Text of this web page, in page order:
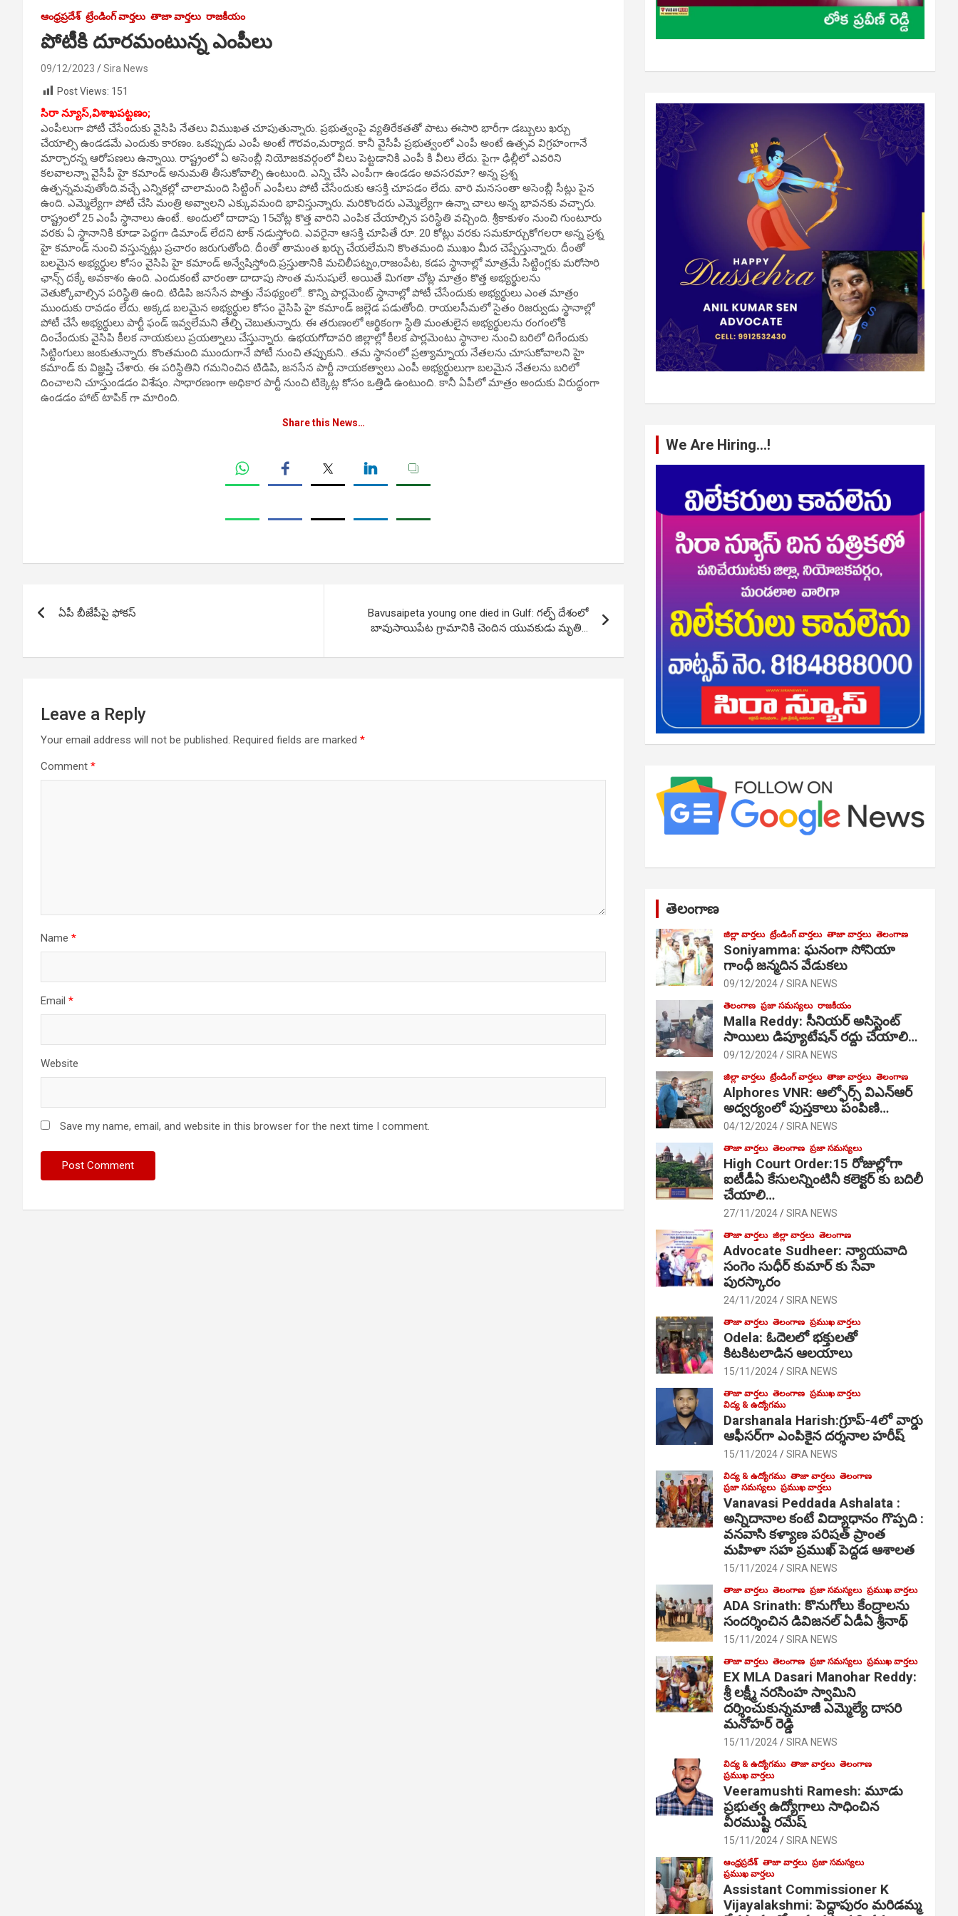
ఆంధ్రప్రదేశ్ ట్రేండింగ్ వార్తలు తాజా వార్తలు రాజకీయం
పోటీకి దూరమంటున్న ఎంపీలు
09/12/2023
Sira News
Post Views: 151
సిరా న్యూస్,విశాఖపట్టణం;
ఎంపీలుగా పోటీ చేసేందుకు వైసిపి నేతలు విముఖత చూపుతున్నారు. ప్రభుత్వంపై వ్యతిరేకతతో పాటు ఈసారి భారీగా డబ్బులు ఖర్చు
చేయాల్సి ఉండడమే ఎందుకు కారణం. ఒకప్పుడు ఎంపీ అంటే గౌరవం,మర్యాద. కానీ వైసీపీ ప్రభుత్వంలో ఎంపీ అంటే ఉత్సవ విగ్రహంగానే
మార్చారన్న ఆరోపణలు ఉన్నాయి. రాష్ట్రంలో ఏ అసెంబ్లీ నియోజకవర్గంలో వీలు పెట్టడానికి ఎంపీ కి వీలు లేదు. పైగా ఢిల్లీలో ఎవరిని
కలవాలన్నా వైసీపీ హై కమాండ్ అనుమతి తీసుకోవాల్సి ఉంటుంది. ఎన్ని చేసి ఎంపీగా ఉండడం అవసరమా? అన్న ప్రశ్న
ఉత్పన్నమవుతోంది.వచ్చే ఎన్నికల్లో చాలామంది సిట్టింగ్ ఎంపీలు పోటీ చేసేందుకు ఆసక్తి చూపడం లేదు. వారి మనసంతా అసెంబ్లీ సీట్లు పైన
ఉంది. ఎమ్మెల్యేగా పోటీ చేసి మంత్రి అవ్వాలని ఎక్కువమంది భావిస్తున్నారు. మరికొందరు ఎమ్మెల్యేగా ఉన్నా చాలు అన్న భావనకు వచ్చారు.
రాష్ట్రంలో 25 ఎంపీ స్థానాలు ఉంటే.. అందులో దాదాపు 15చోట్ల కొత్త వారిని ఎంపిక చేయాల్సిన పరిస్థితి వచ్చింది. శ్రీకాకుళం నుంచి గుంటూరు
వరకు ఏ స్థానానికి కూడా పెద్దగా డిమాండ్ లేదని టాక్ నడుస్తోంది. ఎవరైనా ఆసక్తి చూపితే రూ. 20 కోట్లు వరకు సమకూర్చుకోగలరా అన్న ప్రశ్న
హై కమాండ్ నుంచి వస్తున్నట్లు ప్రచారం జరుగుతోంది. దీంతో తామంత ఖర్చు చేయలేమని కొంతమంది ముఖం మీద చెప్పేస్తున్నారు. దీంతో
బలమైన అభ్యర్థుల కోసం వైసిపి హై కమాండ్ అన్వేషిస్తోంది.ప్రస్తుతానికి మచిలీపట్నం,రాజంపేట, కడప స్థానాల్లో మాత్రమే సిట్టింగ్లకు మరోసారి
ఛాన్స్ దక్కే అవకాశం ఉంది. ఎందుకంటే వారంతా దాదాపు సొంత మనుషులే. అయితే మిగతా చోట్ల మాత్రం కొత్త అభ్యర్థులను
వెతుక్కోవాల్సిన పరిస్థితి ఉంది. టిడిపి జనసేన పొత్తు నేపథ్యంలో.. కొన్ని పార్లమెంట్ స్థానాల్లో పోటీ చేసేందుకు అభ్యర్థులు ఎంత మాత్రం
ముందుకు రావడం లేదు. అక్కడ బలమైన అభ్యర్థుల కోసం వైసిపి హై కమాండ్ జల్లెడ పడుతోంది. రాయలసీమలో సైతం రిజర్వుడు స్థానాల్లో
పోటీ చేసే అభ్యర్థులు పార్టీ ఫండ్ ఇవ్వలేమని తేల్చి చెబుతున్నారు. ఈ తరుణంలో ఆర్థికంగా స్థితి మంతులైన అభ్యర్థులను రంగంలోకి
దించేందుకు వైసిపి కీలక నాయకులు ప్రయత్నాలు చేస్తున్నారు. ఉభయగోదావరి జిల్లాల్లో కీలక పార్లమెంటు స్థానాల నుంచి బరిలో దిగేందుకు
సిట్టింగులు జంకుతున్నారు. కొంతమంది ముందుగానే పోటీ నుంచి తప్పుకుని.. తమ స్థానంలో ప్రత్యామ్నాయ నేతలను చూసుకోవాలని హై
కమాండ్ కు విజ్ఞప్తి చేశారు. ఈ పరిస్థితిని గమనించిన టిడిపి, జనసేన పార్టీ నాయకత్వాలు ఎంపీ అభ్యర్థులుగా బలమైన నేతలను బరిలో
దించాలని చూస్తుండడం విశేషం. సాధారణంగా అధికార పార్టీ నుంచి టిక్కెట్ల కోసం ఒత్తిడి ఉంటుంది. కానీ ఏపీలో మాత్రం అందుకు విరుద్ధంగా
ఉండడం హాట్ టాపిక్ గా మారింది.
Share this News…
navigation
ఏపీ బీజేపీపై ఫోకస్
Bavusaipeta young one died in Gulf: గల్ఫ్ దేశంలో
బావుసాయిపేట గ్రామానికి చెందిన యువకుడు మృతి…
Leave a Reply
Your email address will not be published. Required fields are marked *
Comment *
Name *
Email *
Website
Save my name, email, and website in this browser for the next time I comment.
We Are Hiring…!
తెలంగాణ
జిల్లా వార్తలు ట్రేండింగ్ వార్తలు తాజా వార్తలు తెలంగాణ
Soniyamma: ఘ‌నంగా సోనియా
గాంధీ జ‌న్మ‌దిన వేడుక‌లు
09/12/2024 SIRA NEWS
తెలంగాణ ప్రజా సమస్యలు రాజకీయం
Malla Reddy: సీనియర్ అసిస్టెంట్
సాయిలు డిప్యూటేషన్ రద్దు చేయాలి…
09/12/2024 SIRA NEWS
జిల్లా వార్తలు ట్రేండింగ్ వార్తలు తాజా వార్తలు తెలంగాణ
Alphores VNR: ఆల్ఫోర్స్ విఎన్ఆర్
అద్వర్యంలో పుస్తకాలు పంపిణి…
04/12/2024 SIRA NEWS
తాజా వార్తలు తెలంగాణ ప్రజా సమస్యలు
High Court Order:15 రోజుల్లోగా
ఐటీడీఏ కేసులన్నింటినీ కలెక్టర్ కు బదిలీ
చేయాలి…
27/11/2024 SIRA NEWS
తాజా వార్తలు జిల్లా వార్తలు తెలంగాణ
Advocate Sudheer: న్యాయవాది
సంగెం సుధీర్ కుమార్ కు సేవా
పురస్కారం
24/11/2024 SIRA NEWS
తాజా వార్తలు తెలంగాణ ప్రముఖ వార్తలు
Odela: ఓదెల‌లో భక్తులతో
కిటకిటలాడిన ఆల‌యాలు
15/11/2024 SIRA NEWS
తాజా వార్తలు తెలంగాణ ప్రముఖ వార్తలు
విద్య & ఉద్యోగము
Darshanala Harish:గ్రూప్-4లో వార్డు
ఆఫీసర్‌గా ఎంపికైన దర్శనాల హరీష్
15/11/2024 SIRA NEWS
విద్య & ఉద్యోగము తాజా వార్తలు తెలంగాణ
ప్రజా సమస్యలు ప్రముఖ వార్తలు
Vanavasi Peddada Ashalata :
అన్నిదానాల కంటే విద్యాధానం గొప్పది :
వనవాసి కళ్యాణ పరిషత్ ప్రాంత
మహిళా సహ ప్రముఖ్ పెద్దడ ఆశాలత
15/11/2024 SIRA NEWS
తాజా వార్తలు తెలంగాణ ప్రజా సమస్యలు ప్రముఖ వార్తలు
ADA Srinath: కొనుగోలు కేంద్రాల‌ను
సంద‌ర్శించిన డివిజనల్ ఏడీఏ శ్రీనాథ్
15/11/2024 SIRA NEWS
తాజా వార్తలు తెలంగాణ ప్రజా సమస్యలు ప్రముఖ వార్తలు
EX MLA Dasari Manohar Reddy:
శ్రీ లక్ష్మీ నరసింహ స్వామిని
దర్శించుకున్నమాజీ ఎమ్మెల్యే దాసరి
మనోహర్ రెడ్డి
15/11/2024 SIRA NEWS
విద్య & ఉద్యోగము తాజా వార్తలు తెలంగాణ
ప్రముఖ వార్తలు
Veeramushti Ramesh: మూడు
ప్రభుత్వ ఉద్యోగాలు సాధించిన
వీరముష్టి రమేష్
15/11/2024 SIRA NEWS
ఆంధ్రప్రదేశ్ తాజా వార్తలు ప్రజా సమస్యలు
ప్రముఖ వార్తలు
Assistant Commissioner K
Vijayalakshmi: పెద్దాపురం మరిడమ్మ